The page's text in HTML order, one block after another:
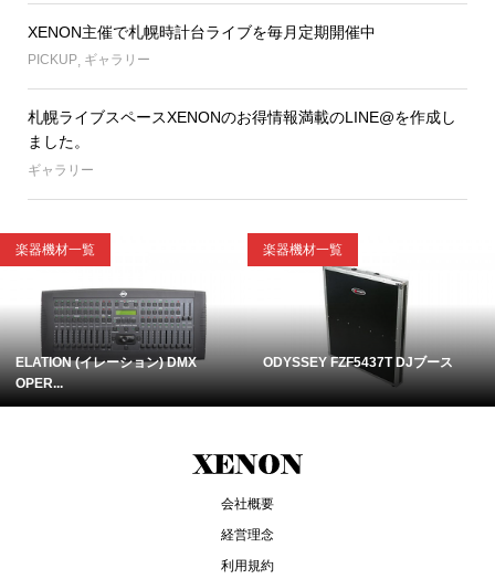
XENON主催で札幌時計台ライブを毎月定期開催中
PICKUP, ギャラリー
札幌ライブスペースXENONのお得情報満載のLINE@を作成し
ました。
ギャラリー
楽器機材一覧
ELATION (イレーション) DMX
OPER...
楽器機材一覧
ODYSSEY FZF5437T DJブース
会社概要
経営理念
利用規約